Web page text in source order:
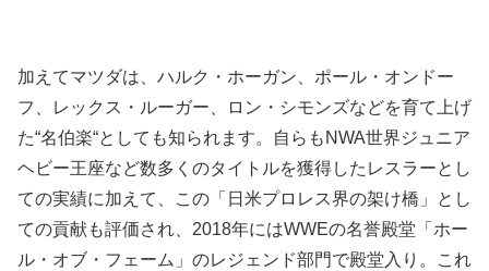
加えてマツダは、ハルク・ホーガン、ポール・オンドー
フ、レックス・ルーガー、ロン・シモンズなどを育て上げ
た“名伯楽“としても知られます。自らもNWA世界ジュニア
ヘビー王座など数多くのタイトルを獲得したレスラーとし
ての実績に加えて、この「日米プロレス界の架け橋」とし
ての貢献も評価され、2018年にはWWEの名誉殿堂「ホー
ル・オブ・フェーム」のレジェンド部門で殿堂入り。これ